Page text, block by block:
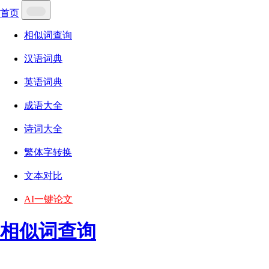
首页
相似词查询
汉语词典
英语词典
成语大全
诗词大全
繁体字转换
文本对比
AI一键论文
相似词查询